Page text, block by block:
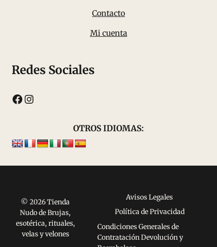
Contacto
Mi cuenta
Redes Sociales
Facebook
Instagram
OTROS IDIOMAS:
© 2026 Tienda
Nudo de Brujas,
esotérica, rituales,
velas y velones
Avisos Legales
Política de Privacidad
Condiciones Generales de
Contratación Devolución y